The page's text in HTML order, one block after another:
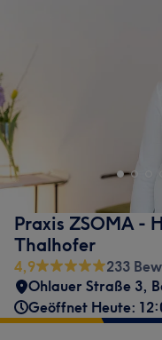
Praxis ZSOMA -
Thalhofer
4,9
233
Ohlauer Straße 3,
Geöffnet Heute: